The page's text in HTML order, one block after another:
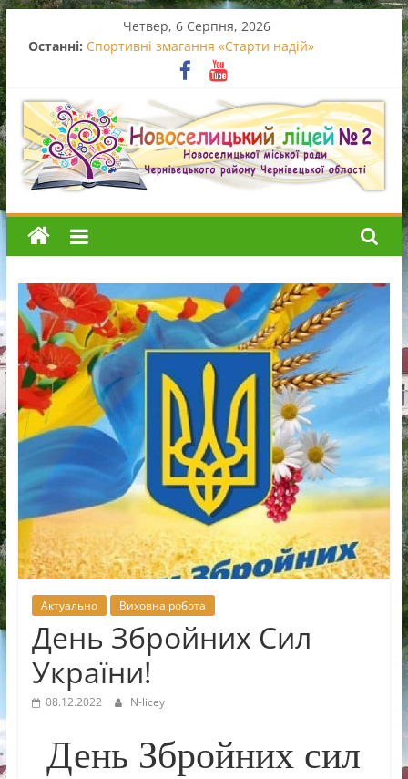
Перейти
до
вмісту
Четвер, 6 Серпня, 2026
Останні: Благодійний концерт
Спортивні змагання «Старти надій»
Вручення свідоцтв про базову середню освіту
Випускний початкової школи
Останній дзвоник – 2026
Новоселицький
ліцей
№2
Новоселицький
ліцей
№2
Новоселицької
міської
ради
Актуально Виховна робота
День Збройних Сил
України!
08.12.2022 N-licey
День Збройних сил